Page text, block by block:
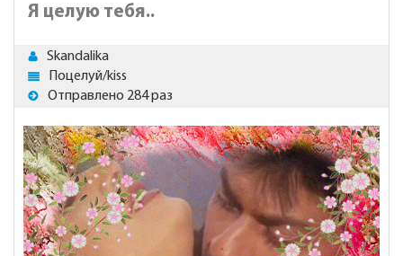
Я целую тебя..
Skandalika
Поцелуй/kiss
Отправлено 284 раз